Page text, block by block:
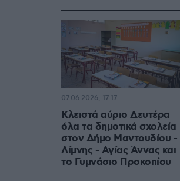
Κλειστά αύριο Δευτέρα
όλα τα δημοτικά σχολεία
στον Δήμο Μαντουδίου -
Λίμνης - Αγίας Άννας και
το Γυμνάσιο Προκοπίου
07.06.2026, 17:17